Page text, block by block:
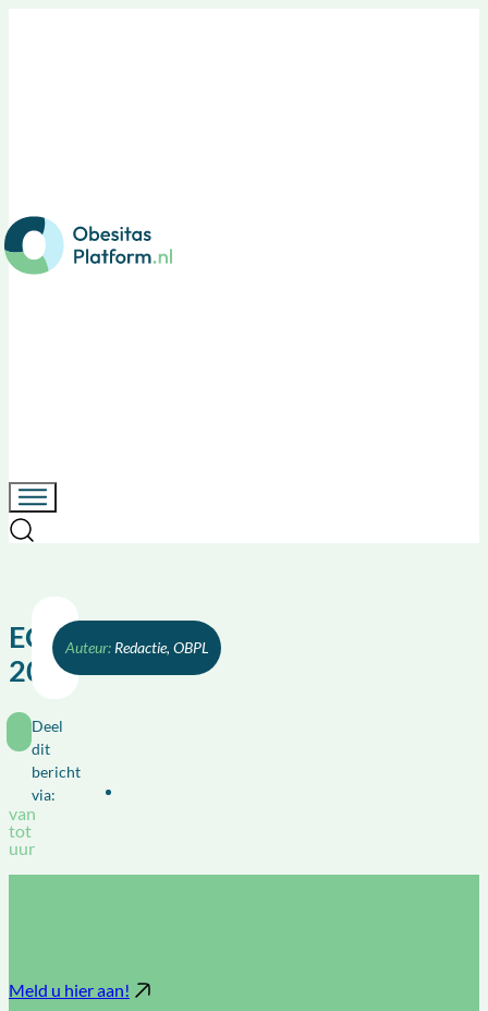
ECO
2020
van
tot
uur
Redactie, OBPL
Deel
dit
bericht
via:
Meld u hier aan!